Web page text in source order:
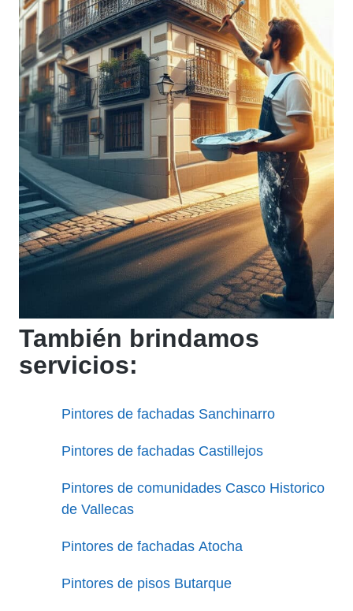
También brindamos
servicios:
Pintores de fachadas Sanchinarro
Pintores de fachadas Castillejos
Pintores de comunidades Casco Historico
de Vallecas
Pintores de fachadas Atocha
Pintores de pisos Butarque